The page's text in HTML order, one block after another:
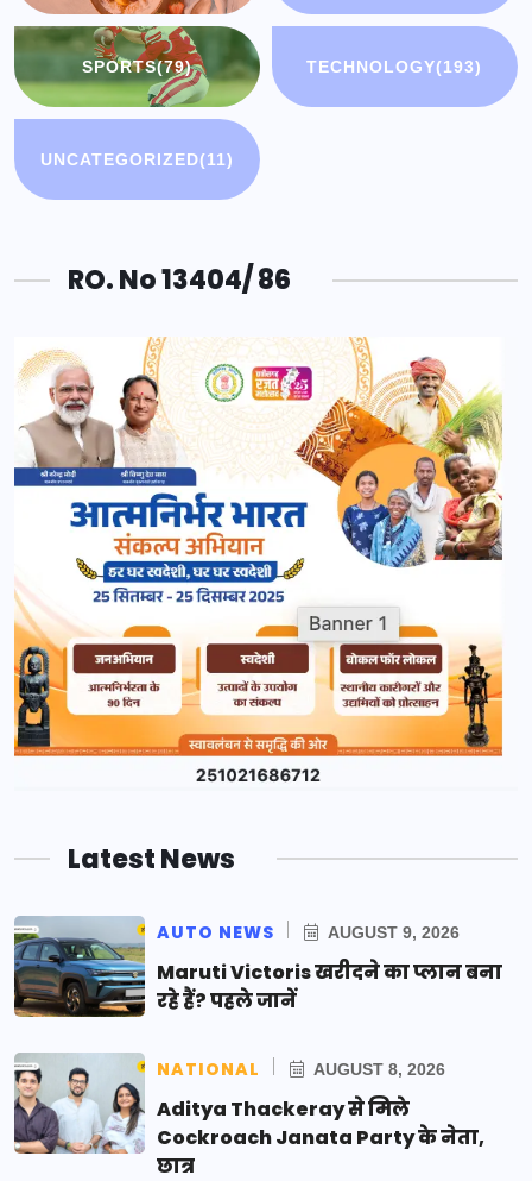
SPORTS(79) TECHNOLOGY(193)
UNCATEGORIZED(11)
RO. No 13404/ 86
Latest News
AUTO NEWS AUGUST 9, 2026
Maruti Victoris खरीदने का प्लान बना
रहे हैं? पहले जानें
NATIONAL AUGUST 8, 2026
Aditya Thackeray से मिले
Cockroach Janata Party के नेता,
छात्र